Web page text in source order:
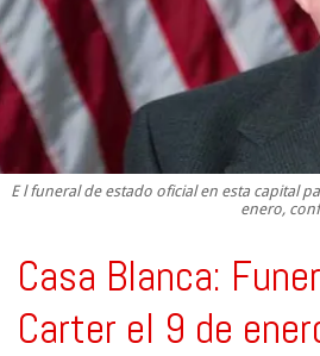
E l funeral de estado oficial en esta capital
enero,
Casa Blanca:
Carter el 9 de